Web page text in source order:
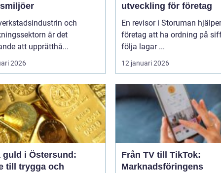
och
är det
att upprätthå...
2026
utveckling för företag
En revisor i Storuman hjälper
företag att ha ordning på
följa lagar ...
12 januari 2026
guld i Östersund:
till trygga och
Från TV till TikTok:
Marknadsföringens